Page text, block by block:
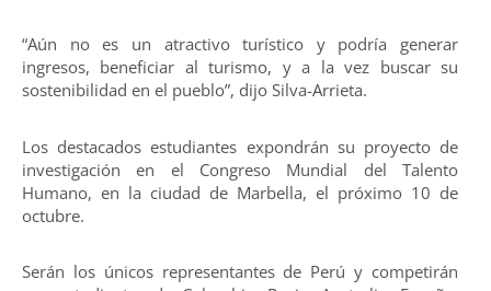
“Aún no es un atractivo turístico y podría generar
ingresos, beneficiar al turismo, y a la vez buscar su
sostenibilidad en el pueblo”, dijo Silva-Arrieta.
Los destacados estudiantes expondrán su proyecto de
investigación en el Congreso Mundial del Talento
Humano, en la ciudad de Marbella, el próximo 10 de
octubre.
Serán los únicos representantes de Perú y competirán